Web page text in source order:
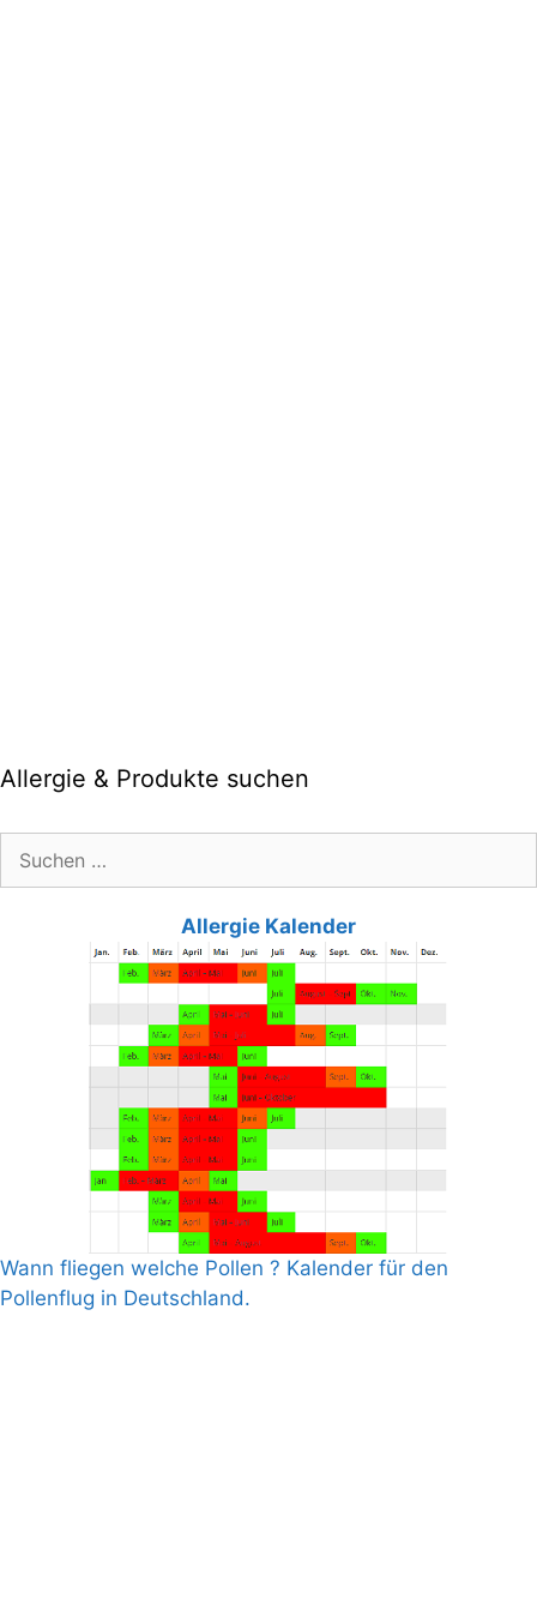
Allergie & Produkte suchen
nach:
Allergie Kalender
Wann fliegen welche Pollen ? Kalender für den
Pollenflug in Deutschland.